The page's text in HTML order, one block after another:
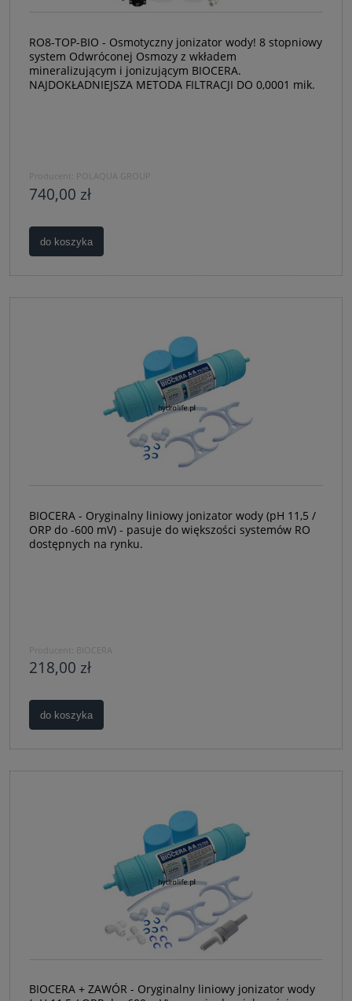
RO8-TOP-BIO - Osmotyczny jonizator wody! 8 stopniowy
system Odwróconej Osmozy z wkładem
mineralizującym i jonizującym BIOCERA.
NAJDOKŁADNIEJSZA METODA FILTRACJI DO 0,0001 mik.
Producent: POLAQUA GROUP
740,00 zł
do koszyka
BIOCERA - Oryginalny liniowy jonizator wody (pH 11,5 /
ORP do -600 mV) - pasuje do większości systemów RO
dostępnych na rynku.
Producent: BIOCERA
218,00 zł
do koszyka
BIOCERA + ZAWÓR - Oryginalny liniowy jonizator wody